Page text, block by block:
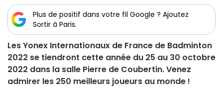
Plus de positif dans votre fil Google ? Ajoutez
Sortir à Paris.
Les Yonex Internationaux de France de Badminton
2022 se tiendront cette année du 25 au 30 octobre
2022 dans la salle Pierre de Coubertin. Venez
admirer les 250 meilleurs joueurs au monde !